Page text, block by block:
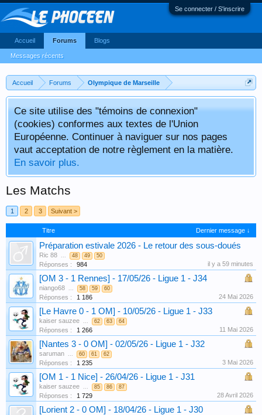
Se connecter / S'inscrire
Accueil Forums Olympique de Marseille
Ce site utilise des "témoins de connexion"
(cookies) conformes aux textes de l'Union
Européenne. Continuer à naviguer sur nos pages
vaut acceptation de notre règlement en la matière.
En savoir plus.
Les Matchs
1 2 3 Suivant >
Titre Dernier message ↓
Préparation estivale 2026 - Le retour des sous-doués
Ric 88 ... 48 49 50
Réponses : 984 il y a 59 minutes
[OM 3 - 1 Rennes] - 17/05/26 - Ligue 1 - J34
niango68 ... 58 59 60
Réponses : 1 186 24 Mai 2026
[Le Havre 0 - 1 OM] - 10/05/26 - Ligue 1 - J33
kaiser sauzee ... 62 63 64
Réponses : 1 266 11 Mai 2026
[Nantes 3 - 0 OM] - 02/05/26 - Ligue 1 - J32
saruman ... 60 61 62
Réponses : 1 235 3 Mai 2026
[OM 1 - 1 Nice] - 26/04/26 - Ligue 1 - J31
kaiser sauzee ... 85 86 87
Réponses : 1 729 28 Avril 2026
[Lorient 2 - 0 OM] - 18/04/26 - Ligue 1 - J30
Accueil Forums
Messages récents
Blogs